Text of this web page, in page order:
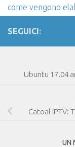
come vengono
SEGUICI:
Ubuntu 17.04
Catoal IPTV:
UN